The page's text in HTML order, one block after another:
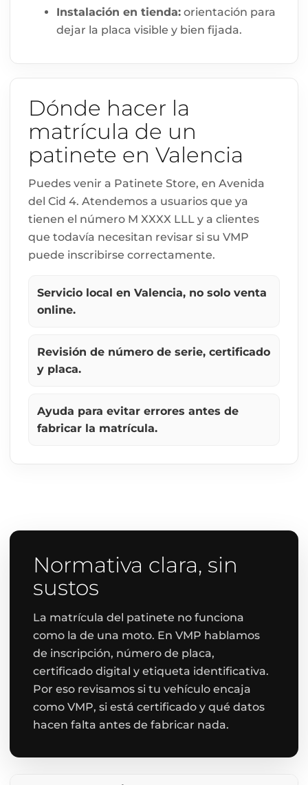
Instalación en tienda:orientación para
dejar la placa visible y bien fijada.
Dónde hacer la
matrícula de un
patinete en Valencia
Puedes venir a Patinete Store, en Avenida
del Cid 4. Atendemos a usuarios que ya
tienen el número M XXXX LLL y a clientes
que todavía necesitan revisar si su VMP
puede inscribirse correctamente.
Servicio local en Valencia, no solo venta
online.
Revisión de número de serie, certificado
y placa.
Ayuda para evitar errores antes de
fabricar la matrícula.
Normativa clara, sin
sustos
La matrícula del patinete no funciona
como la de una moto. En VMP hablamos
de inscripción, número de placa,
certificado digital y etiqueta identificativa.
Por eso revisamos si tu vehículo encaja
como VMP, si está certificado y qué datos
hacen falta antes de fabricar nada.